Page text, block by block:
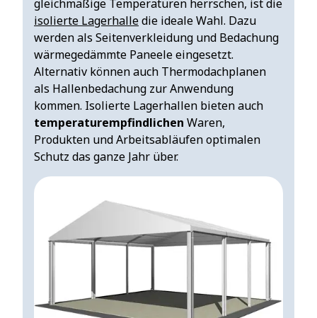
gleichmäßige Temperaturen herrschen, ist die
isolierte Lagerhalledie ideale Wahl. Dazu
werden als Seitenverkleidung und Bedachung
wärmegedämmte Paneele eingesetzt.
Alternativ können auch Thermodachplanen
als Hallenbedachung zur Anwendung
kommen. Isolierte Lagerhallen bieten auch
temperaturempfindlichen Waren,
Produkten und Arbeitsabläufen optimalen
Schutz das ganze Jahr über.